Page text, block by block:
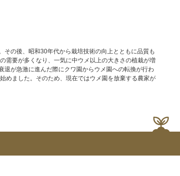
の後、昭和30年代から栽培技術の向上とともに品質も
需要が多くなり、一気に中ウメ以上の大きさの植栽が増
が急激に進んだ際にクワ園からウメ園への転換が行わ
めました。そのため、現在ではウメ園を放棄する農家が